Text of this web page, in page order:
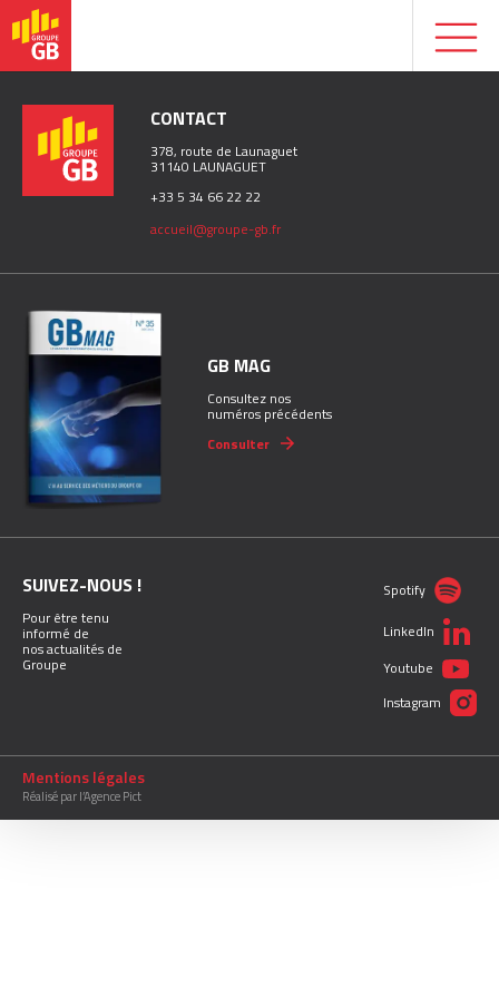
CONTACT
378, route de Launaguet
31140 LAUNAGUET
+33 5 34 66 22 22
accueil@groupe-gb.fr
GB MAG
Consultez nos
numéros précédents
Consulter
SUIVEZ-NOUS !
Pour être tenu
informé de
nos actualités de
Groupe
Spotify
LinkedIn
Youtube
Instagram
Mentions légales
Réalisé par l’Agence Pict